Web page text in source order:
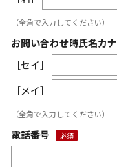
（全角で入力してください）
お問い合わせ時氏名カナ
［セイ］
［メイ］
（全角で入力してください）
電話番号